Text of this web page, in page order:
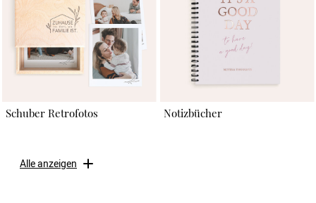
Schuber Retrofotos Notizbücher
Alle anzeigen